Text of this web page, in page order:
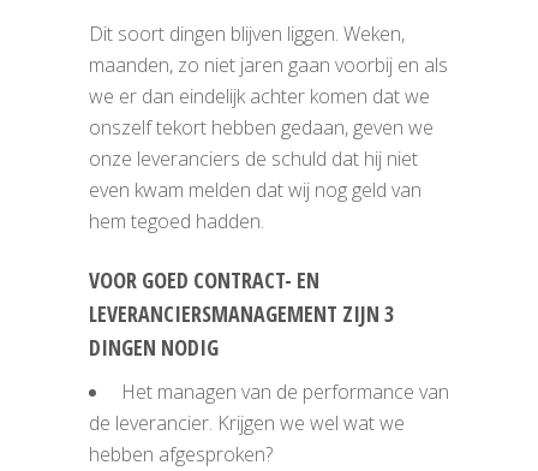
Dit soort dingen blijven liggen. Weken,
maanden, zo niet jaren gaan voorbij en als
we er dan eindelijk achter komen dat we
onszelf tekort hebben gedaan, geven we
onze leveranciers de schuld dat hij niet
even kwam melden dat wij nog geld van
hem tegoed hadden.
VOOR GOED CONTRACT- EN
LEVERANCIERSMANAGEMENT ZIJN 3
DINGEN NODIG
Het managen van de performance van
de leverancier. Krijgen we wel wat we
hebben afgesproken?